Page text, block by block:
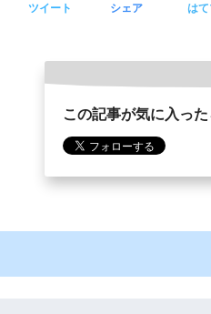
ツイート シェア は
この記事が気に入っ